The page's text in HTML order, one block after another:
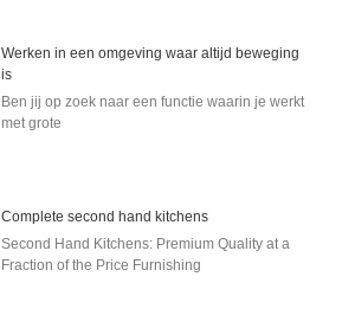
Werken in een omgeving waar altijd beweging
is
Ben jij op zoek naar een functie waarin je werkt
met grote
Complete second hand kitchens
Second Hand Kitchens: Premium Quality at a
Fraction of the Price Furnishing